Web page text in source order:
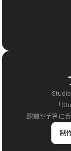
「
課題や予算に合
制